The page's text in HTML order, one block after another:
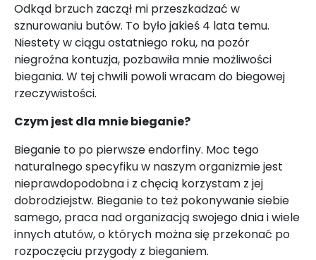
Odkąd brzuch zaczął mi przeszkadzać w
sznurowaniu butów. To było jakieś 4 lata temu.
Niestety w ciągu ostatniego roku, na pozór
niegroźna kontuzja, pozbawiła mnie możliwości
biegania. W tej chwili powoli wracam do biegowej
rzeczywistości.
Czym jest dla mnie bieganie?
Bieganie to po pierwsze endorfiny. Moc tego
naturalnego specyfiku w naszym organizmie jest
nieprawdopodobna i z chęcią korzystam z jej
dobrodziejstw. Bieganie to też pokonywanie siebie
samego, praca nad organizacją swojego dnia i wiele
innych atutów, o których można się przekonać po
rozpoczęciu przygody z bieganiem.